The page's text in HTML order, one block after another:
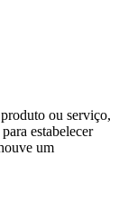
ou serviço,
estabelecer
um